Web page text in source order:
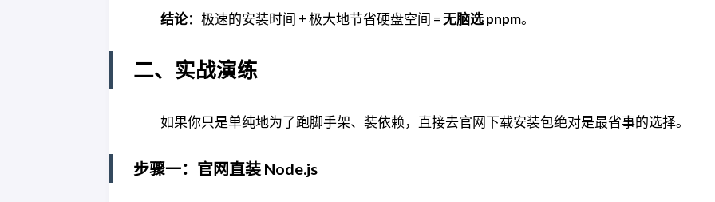
结论：极速的安装时间 + 极大地节省硬盘空间 =无脑选 pnpm。
二、实战演练
如果你只是单纯地为了跑脚手架、装依赖，直接去官网下载安装包绝对是最省事的选择。
步骤一：官网直装 Node.js